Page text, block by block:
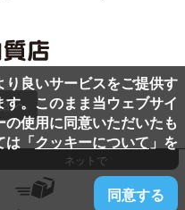
へ
ネットで
良いサービスをご提供す
。このまま当ウェブサイ
の使用に同意いただいたも
は「クッキーについて 」を
同意する